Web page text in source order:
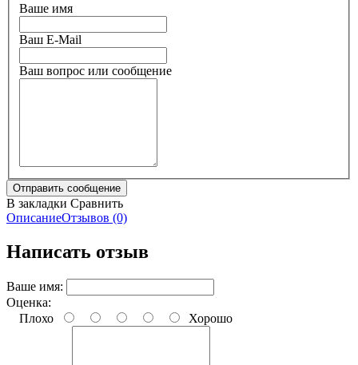
Ваше имя
Ваш E-Mail
Ваш вопрос или сообщение
В закладки Сравнить
ОписаниеОтзывов (0)
Написать отзыв
Ваше имя:
Оценка:
Плохо
Хорошо